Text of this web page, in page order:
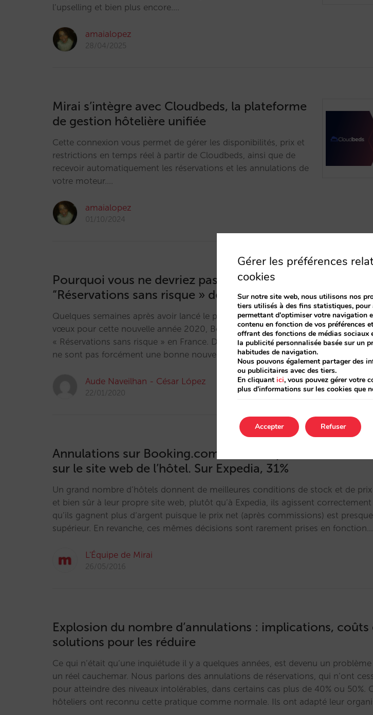
l’upselling et bien plus encore.…
amaialopez
28/04/2025
Mirai s’intègre avec Cloudbeds, la plateforme
de gestion hôtelière unifiée
Cette connexion vous permet de gérer les disponibilités, prix et
restrictions en temps réel à partir de Cloudbeds, ainsi que de
recevoir automatiquement les réservations et les annulations de
votre moteur.…
amaialopez
01/10/2024
Pourquoi vous ne devriez pas participer au nouveau
“Réservations sans risque » de Booking.com ?
Quelques semaines après avoir lancé le programme « Early Benefit Payment »,
vœux pour cette nouvelle année 2020, Booking.com a lancé début Janvier,
« Réservations sans risque » en France. Deux mouvements de Booking en
ne sont pas forcément une bonne nouvelle pour les ventes directes des
Aude Naveilhan - César López
22/01/2020
Annulations sur Booking.com : 104% supérieures à celles
sur le site web de l’hôtel. Sur Expedia, 31%
Un grand nombre d’hôtels donnent de meilleures conditions de stock et de
et bien sûr à leur propre site web, plutôt qu’à Expedia, ils agissent
qu’ils gagnent plus d‘argent puisque le prix net (après commissions) est
supérieur. En revanche, ces mêmes décisions sont rarement prises en fonction…
L'Équipe de Mirai
26/05/2016
Explosion du nombre d’annulations : implications, coûts
solutions pour les réduire
Ce qui n’était qu’une inquiétude il y a quelques années, est devenu un
un réel cauchemar. Nous parlons des annulations de réservations, qui n’ont
pour atteindre des niveaux intolérables, dans certains cas plus de 40% ou 50%.
hôteliers ont reconnu cette pratique comme normale. Ils ont adapté leur
Gérer les préférences
cookies
Sur notre site web, nous utilisons nos
tiers utilisés à des fins statistiques,
permettant d'optimiser votre navigation
contenu en fonction de vos préférences
offrant des fonctions de médias sociaux
la publicité personnalisée basée sur un
habitudes de navigation.
Nous pouvons également partager des
ou publicitaires avec des tiers.
En cliquant ici, vous pouvez gérer votre
plus d'informations sur les cookies que
Accepter Refuser